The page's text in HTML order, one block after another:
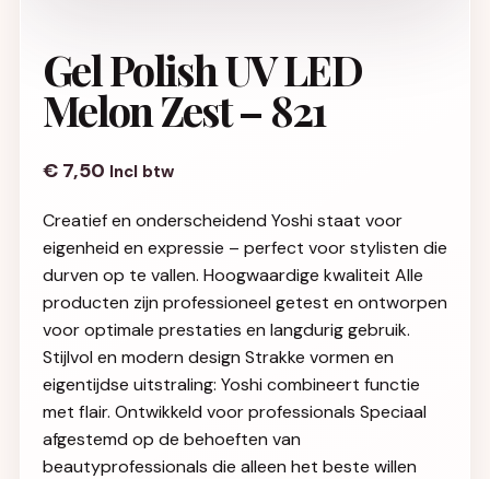
Gel Polish UV LED
Melon Zest – 821
€ 7,50 Incl btw
Creatief en onderscheidend Yoshi staat voor
eigenheid en expressie – perfect voor stylisten die
durven op te vallen. Hoogwaardige kwaliteit Alle
producten zijn professioneel getest en ontworpen
voor optimale prestaties en langdurig gebruik.
Stijlvol en modern design Strakke vormen en
eigentijdse uitstraling: Yoshi combineert functie
met flair. Ontwikkeld voor professionals Speciaal
afgestemd op de behoeften van
beautyprofessionals die alleen het beste willen